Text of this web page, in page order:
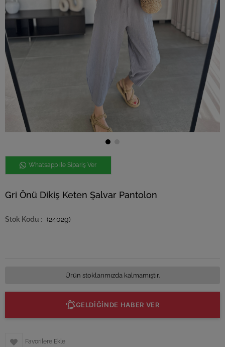
Whatsapp ile Sipariş Ver
Gri Önü Dikiş Keten Şalvar Pantolon
(2402g)
Ürün stoklarımızda kalmamıştır.
GELDİĞİNDE HABER VER
Favorilere Ekle